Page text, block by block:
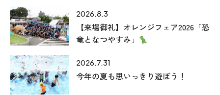
資料請求
お問い合わせ
2026.8.3
【来場御礼】オレンジフェア2026「恐
竜となつやすみ」
2026.7.31
今年の夏も思いっきり遊ぼう！